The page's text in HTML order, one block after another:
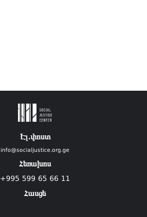
Էլ.փոստ
info@socialjustice.org.ge
Հեռախոս
+995 599 65 66 11
Հասցե